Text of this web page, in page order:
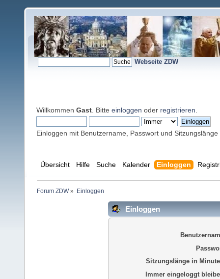
Webseite ZDW
Willkommen Gast . Bitte einloggen oder registrieren
Einloggen mit Benutzername, Passwort und Sitzungslänge
Übersicht Hilfe Suche Kalender Einloggen
Forum ZDW» Einloggen
Einloggen
Sitzungslänge in
Immer eingeloggt